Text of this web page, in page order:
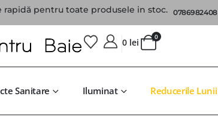
rapidă pentru toate produsele in stoc. 0786982408
0
0 lei
Sanitare Iluminat Reducerile Lunii